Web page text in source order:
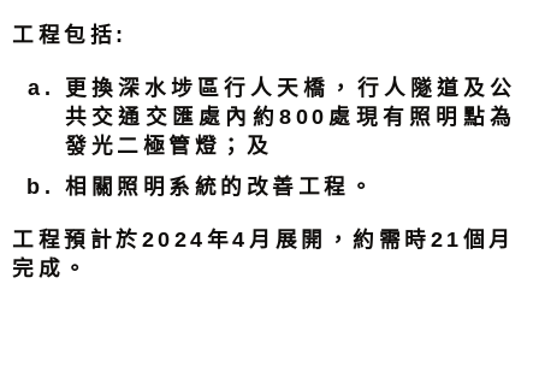
工程包括:
更換深水埗區行人天橋，行人隧道及公
共交通交匯處內約800處現有照明點為
發光二極管燈；及
相關照明系統的改善工程。
工程預計於2024年4月展開，約需時21個月
完成。